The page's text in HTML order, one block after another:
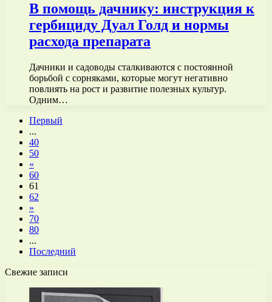
В помощь дачнику: инструкция к
гербициду Дуал Голд и нормы
расхода препарата
Дачники и садоводы сталкиваются с постоянной
борьбой с сорняками, которые могут негативно
повлиять на рост и развитие полезных культур.
Одним…
Первый
...
40
50
«
60
61
62
»
70
80
...
Последний
Свежие записи